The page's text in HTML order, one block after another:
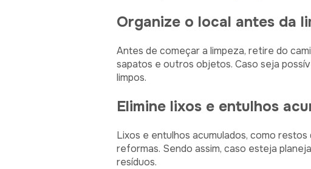
Organize o local antes da
Antes de começar a limpeza, retire do
sapatos e outros objetos. Caso seja
limpos.
Elimine lixos e entulhos
Lixos e entulhos acumulados, como
reformas. Sendo assim, caso esteja
resíduos.